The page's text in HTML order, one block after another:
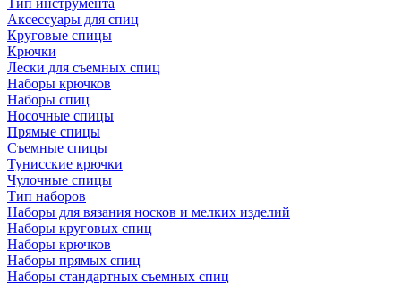
Тип инструмента
Аксессуары для спиц
Круговые спицы
Крючки
Лески для съемных спиц
Наборы крючков
Наборы спиц
Носочные спицы
Прямые спицы
Съемные спицы
Тунисские крючки
Чулочные спицы
Тип наборов
Наборы для вязания носков и мелких изделий
Наборы круговых спиц
Наборы крючков
Наборы прямых спиц
Наборы стандартных съемных спиц